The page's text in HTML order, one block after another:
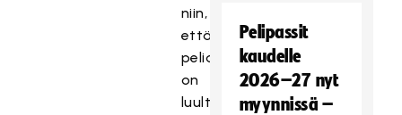
niin,
että
peliaika
on
luultavasti
Pelipassit
kaudelle
2026–27 nyt
myynnissä –